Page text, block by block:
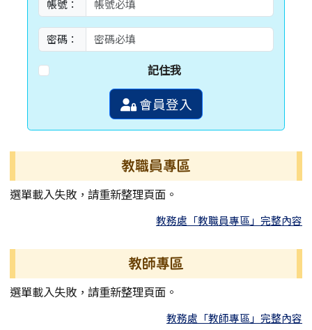
帳號：
密碼：
記住我
會員登入
教職員專區
選單載入失敗，請重新整理頁面。
教務處「教職員專區」完整內容
教師專區
選單載入失敗，請重新整理頁面。
教務處「教師專區」完整內容